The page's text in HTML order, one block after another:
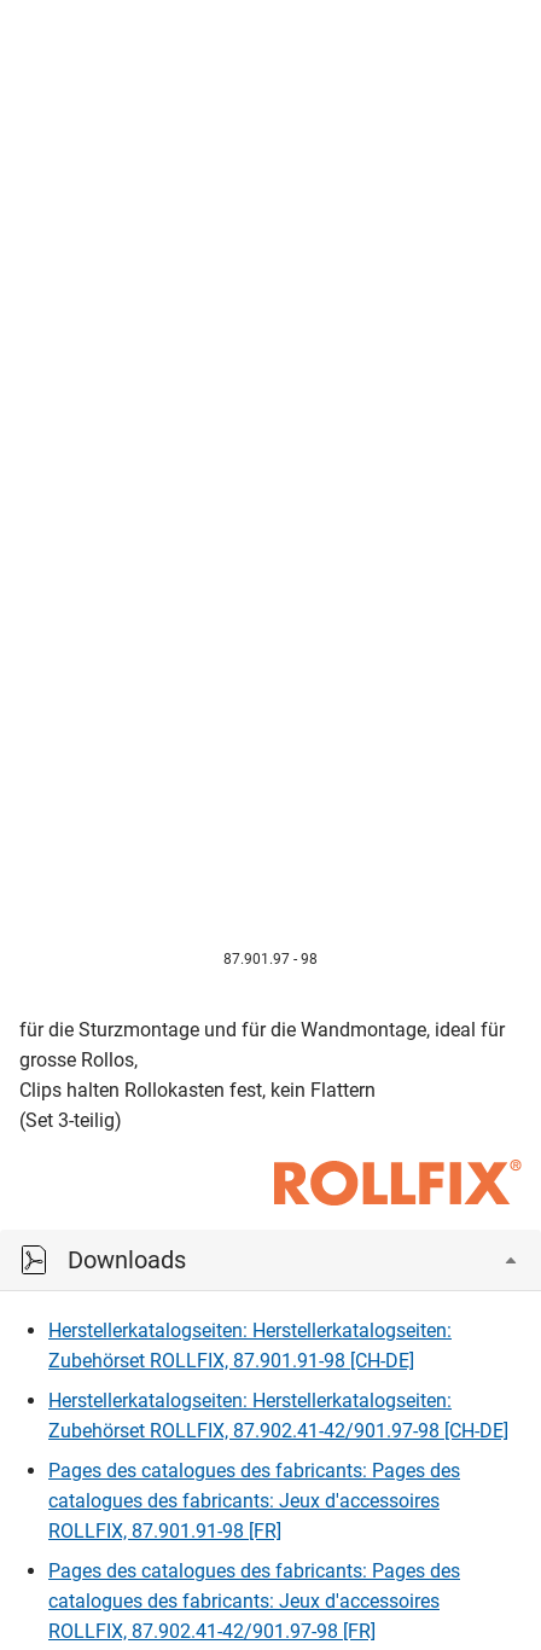
87.901.97 - 98
für die Sturzmontage und für die Wandmontage, ideal für
grosse Rollos,
Clips halten Rollokasten fest, kein Flattern
(Set 3-teilig)
Downloads
Herstellerkatalogseiten: Herstellerkatalogseiten:
Zubehörset ROLLFIX, 87.901.91-98 [CH-DE]
Herstellerkatalogseiten: Herstellerkatalogseiten:
Zubehörset ROLLFIX, 87.902.41-42/901.97-98 [CH-DE]
Pages des catalogues des fabricants: Pages des
catalogues des fabricants: Jeux d'accessoires
ROLLFIX, 87.901.91-98 [FR]
Pages des catalogues des fabricants: Pages des
catalogues des fabricants: Jeux d'accessoires
ROLLFIX, 87.902.41-42/901.97-98 [FR]